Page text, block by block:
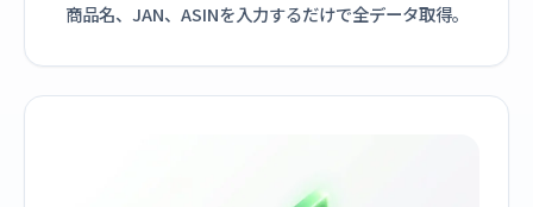
商品名、JAN、ASINを入力するだけで全データ取得。